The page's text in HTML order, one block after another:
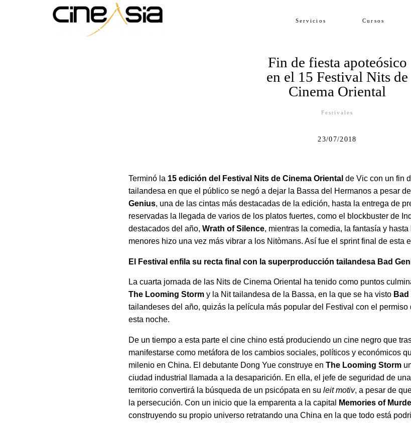
Servicios Cursos
Fin de fiesta apoteósico
en el 15 Festival Nits de
Cinema Oriental
Festivales
23/07/2018
Terminó la 15 edición del Festival Nits de Cinema Orientalde Vic con un fin
tailandesa en que el público se negó a dejar la Bassa del Hermanos a pesar
Genius, una de las cintas más destacadas de la edición, hasta la entrega de
reservadas la llegada de varios de los platos fuertes, como el blockbuster de
destacados del año,Wrath of Silence, mientras la comedia, la fantasía y
menores hizo una vez más vibrar a los Nitòmans. Así fue el sprint final de esta
El Festival enfila su recta final con la superproducción tailandesa Bad
La cuarta jornada de las Nits de Cinema Oriental ha tenido como puntos
The Looming Storm y la Nit tailandesa de la Bassa, en la que se ha visto
tailandeses del año, quizás la película más popular del Festival con el permiso
esta noche.
De un tiempo a esta parte el cine chino está produciendo un cine negro que
manifestarse como metáfora de los cambios sociales, políticos y económicos
milenio en China. El debutante Dong Yue construye enThe Looming Storm
ciudad industrial llamada a la desaparición. En ella, el jefe de seguridad de
territorio convertirá la búsqueda de un psicópata en suleit motiv, a pesar de
la persecución. Con un inicio que la emparenta a la capital
Memories of
construyendo su propio universo retratando una China en la que todo está